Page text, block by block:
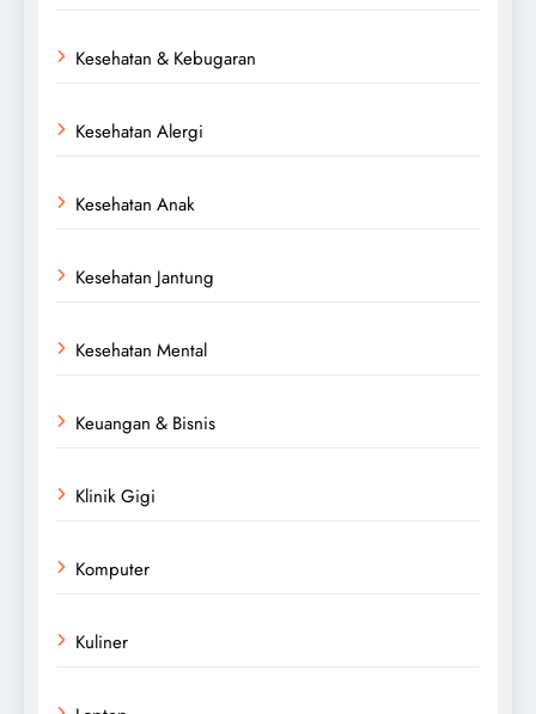
Kesehatan & Kebugaran
Kesehatan Alergi
Kesehatan Anak
Kesehatan Jantung
Kesehatan Mental
Keuangan & Bisnis
Klinik Gigi
Komputer
Kuliner